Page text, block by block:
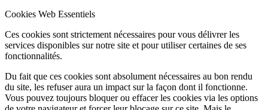
Cookies Web Essentiels
Ces cookies sont strictement nécessaires pour vous délivrer les
services disponibles sur notre site et pour utiliser certaines de ses
fonctionnalités.
Du fait que ces cookies sont absolument nécessaires au bon rendu
du site, les refuser aura un impact sur la façon dont il fonctionne.
Vous pouvez toujours bloquer ou effacer les cookies via les options